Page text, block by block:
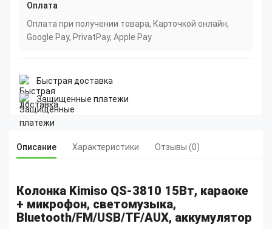
Оплата
Оплата при получении товара, Карточкой онлайн,
Google Pay, PrivatPay, Apple Pay
Быстрая доставка
Защищенные платежи
Описание Характеристики Отзывы (0)
Колонка Kimiso QS-3810 15Вт, караоке
+ микрофон, светомузыка,
Bluetooth/FM/USB/TF/AUX, аккумулятор